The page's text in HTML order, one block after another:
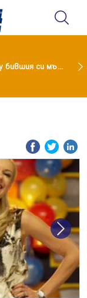
Глория изригна срещу бившия си мъж: Беше със 120-килограмова жена! Искаше бърза печалба...
Next